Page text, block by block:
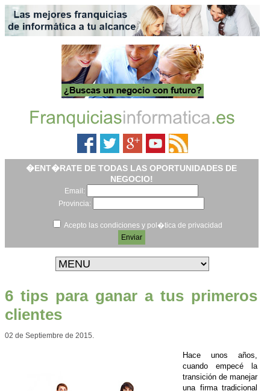
�ENT�RATE DE TODAS LAS OPORTUNIDADES DE
NEGOCIO!
Email:
Provincia:
Acepto las condiciones y pol�tica de privacidad
6 tips para ganar a tus primeros
clientes
02 de Septiembre de 2015.
Hace unos años,
cuando empecé la
transición de manejar
una firma tradicional